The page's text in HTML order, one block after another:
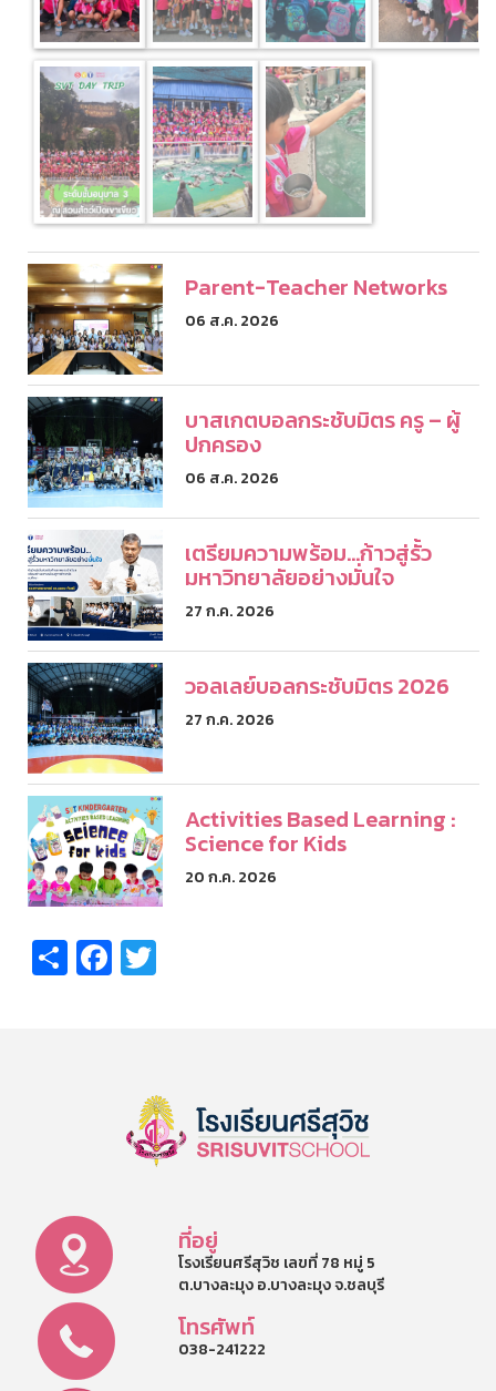
Parent-Teacher Networks
06 ส.ค. 2026
บาสเกตบอลกระชับมิตร ครู – ผู้
ปกครอง
06 ส.ค. 2026
เตรียมความพร้อม...ก้าวสู่รั้ว
มหาวิทยาลัยอย่างมั่นใจ
27 ก.ค. 2026
วอลเลย์บอลกระชับมิตร 2026
27 ก.ค. 2026
Activities Based Learning :
Science for Kids
20 ก.ค. 2026
ShareFacebook
ที่อยู่
โรงเรียนศรีสุวิช เลขที่ 78 หมู่ 5
ต.บางละมุง อ.บางละมุง จ.ชลบุรี
โทรศัพท์
038-241222